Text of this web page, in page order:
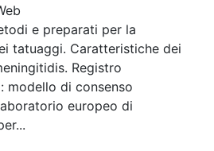
e preparati per la
tatuaggi. Caratteristiche dei
Registro
modello di consenso
europeo di